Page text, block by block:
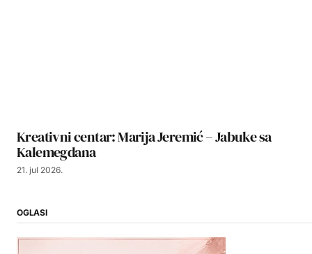
Kreativni centar: Marija Jeremić – Jabuke sa
Kalemegdana
21. jul 2026.
OGLASI